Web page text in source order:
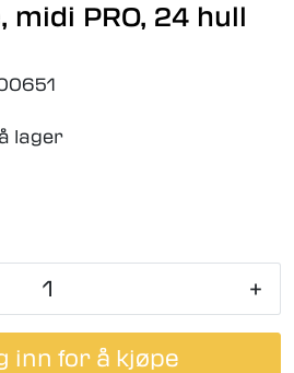
PRO, 24 hull
lager
+
inn for å kjøpe